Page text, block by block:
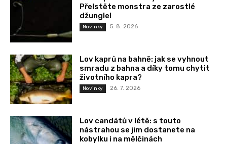
Přelstěte monstra ze zarostlé
džungle!
Novinky 5. 8. 2026
Lov kaprů na bahně: jak se vyhnout
smradu z bahna a díky tomu chytit
životního kapra?
Novinky 26. 7. 2026
Lov candátů v létě: s touto
nástrahou se jim dostanete na
kobylku i na mělčinách